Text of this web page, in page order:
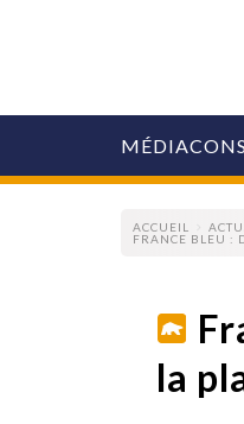
MÉDIA
ACCUEIL
FRANCE BLEU :
la